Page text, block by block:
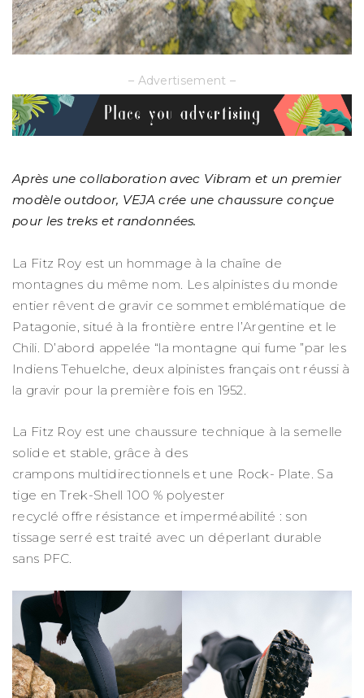
– Advertisement –
Après une collaboration avec Vibram et un premier
modèle outdoor, VEJA crée une chaussure conçue
pour les treks et randonnées.
La Fitz Roy est un hommage à la chaîne de
montagnes du même nom. Les alpinistes du monde
entier rêvent de gravir ce sommet emblématique de
Patagonie, situé à la frontière entre l’Argentine et le
Chili. D’abord appelée “la montagne qui fume ”par les
Indiens Tehuelche, deux alpinistes français ont réussi à
la gravir pour la première fois en 1952.
La Fitz Roy est une chaussure technique à la semelle
solide et stable, grâce à des
crampons multidirectionnels et une Rock- Plate. Sa
tige en Trek-Shell 100 % polyester
recyclé offre résistance et imperméabilité : son
tissage serré est traité avec un déperlant durable
sans PFC.